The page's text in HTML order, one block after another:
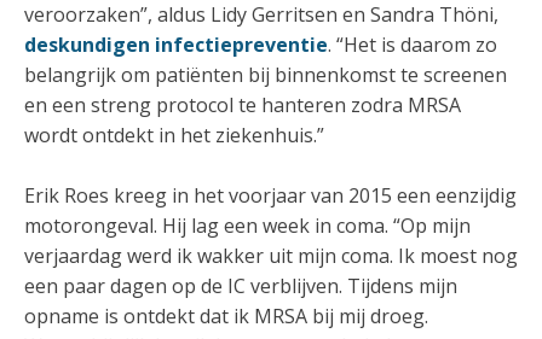
veroorzaken”, aldus Lidy Gerritsen en Sandra Thöni,
deskundigen infectiepreventie. “Het is daarom zo
belangrijk om patiënten bij binnenkomst te screenen
en een streng protocol te hanteren zodra MRSA
wordt ontdekt in het ziekenhuis.”
Erik Roes kreeg in het voorjaar van 2015 een eenzijdig
motorongeval. Hij lag een week in coma. “Op mijn
verjaardag werd ik wakker uit mijn coma. Ik moest nog
een paar dagen op de IC verblijven. Tijdens mijn
opname is ontdekt dat ik MRSA bij mij droeg.